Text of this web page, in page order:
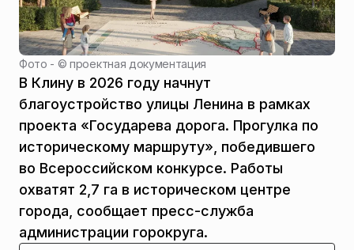
Фото - ©проектная документация
В Клину в 2026 году начнут
благоустройство улицы Ленина в рамках
проекта «Государева дорога. Прогулка по
историческому маршруту», победившего
во Всероссийском конкурсе. Работы
охватят 2,7 га в историческом центре
города, сообщает пресс-служба
администрации горокруга.